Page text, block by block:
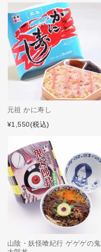
元祖 かに寿し
¥1,550(税込)
山陰・妖怪喰紀行 ゲゲゲの鬼